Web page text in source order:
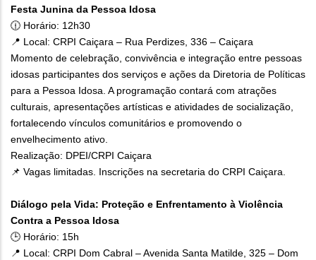
Festa Junina da Pessoa Idosa
🕧 Horário: 12h30
📍 Local: CRPI Caiçara – Rua Perdizes, 336 – Caiçara
Momento de celebração, convivência e integração entre pessoas
idosas participantes dos serviços e ações da Diretoria de Políticas
para a Pessoa Idosa. A programação contará com atrações
culturais, apresentações artísticas e atividades de socialização,
fortalecendo vínculos comunitários e promovendo o
envelhecimento ativo.
Realização: DPEI/CRPI Caiçara
📌 Vagas limitadas. Inscrições na secretaria do CRPI Caiçara.
Diálogo pela Vida: Proteção e Enfrentamento à Violência
Contra a Pessoa Idosa
🕒 Horário: 15h
📍 Local: CRPI Dom Cabral – Avenida Santa Matilde, 325 – Dom